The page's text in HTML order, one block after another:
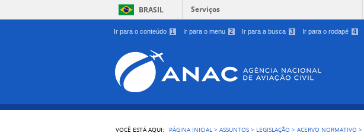
Ir para o conteúdo 1 Ir para o menu 2 Ir para a busca 3 Ir para o rodapé 4
BRASIL Serviços
VOCÊ ESTÁ AQUI: PÁGINA INICIAL >ASSUNTOS > LEGISLAÇÃO >ACERVO NORMATIVO >